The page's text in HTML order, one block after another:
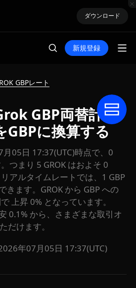
ダウンロード
新規登録
GBPレート
GBP両替計
GBPに換算する
月05日 17:37(UTC)時点で、0
つまり 5 GROK はおよそ 0
アルタイムレートでは、1 GBP
きます。GROK から GBP への
上昇 0% となっています。
0.1% から、さまざまな取引オ
だけます。
年07月05日 17:37(UTC)